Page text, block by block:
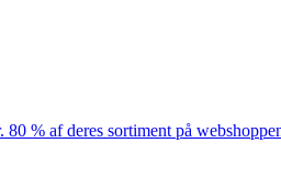
% af deres sortiment på